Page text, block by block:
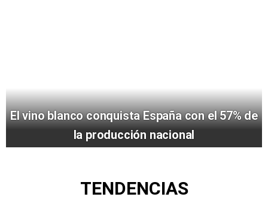
El vino blanco conquista España con el 57% de
la producción nacional
TENDENCIAS